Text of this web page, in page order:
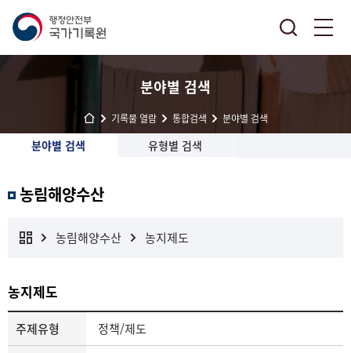
분야별 검색
기록물 열람 통합검색 분야별 검색
분야별 검색 유형별 검색
농림해양수산
농림해양수산 농지제도
농지제도
주제유형
정책/제도